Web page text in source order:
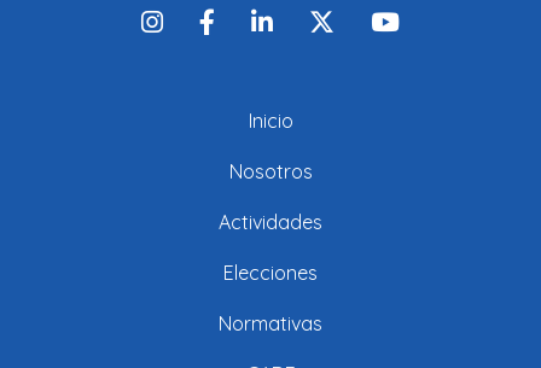
Inicio
Nosotros
Actividades
Elecciones
Normativas